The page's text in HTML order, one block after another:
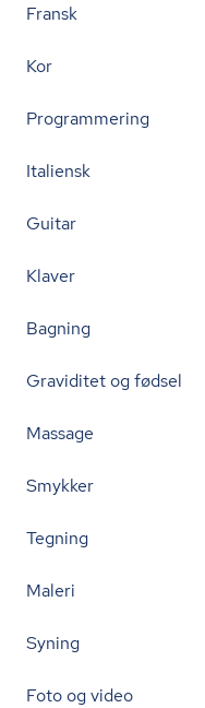
Fransk
Kor
Programmering
Italiensk
Guitar
Klaver
Bagning
Graviditet og fødsel
Massage
Smykker
Tegning
Maleri
Syning
Foto og video